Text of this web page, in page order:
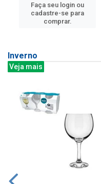
Faça seu login ou
cadastre-se para
comprar.
Inverno
Veja mais